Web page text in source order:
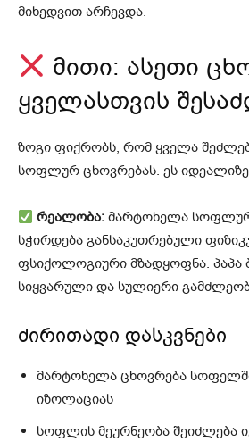
მიხედვით არჩევდა.
მითი: ასეთი
ყველასთვის
ზოგი ფიქრობს, რომ ყველა
სოფლურ ცხოვრებას. ეს
რეალობა: მარტოხელა
სჭირდება განსაკუთრებული
ფსიქოლოგიური მზადყოფნა. პაპა
სიყვარული და სულიერი
ძირითადი დასკვნები
მარტოხელა ცხოვრება
იზოლაციას
სოფლის მეურნეობა შეიძლება